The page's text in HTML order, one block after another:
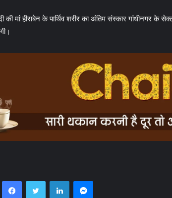
की मां हीराबेन के पार्थिव शरीर का अंतिम संस्कार गांधीनगर
FacebookTwitter LinkedInMessenger